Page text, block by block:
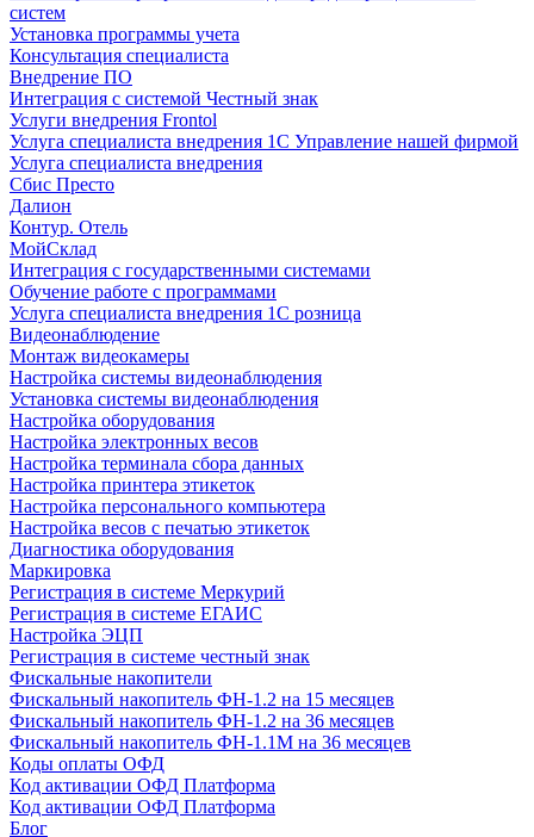
систем
Установка программы учета
Консультация специалиста
Внедрение ПО
Интеграция с системой Честный знак
Услуги внедрения Frontol
Услуга специалиста внедрения 1С Управление нашей фирмой
Услуга специалиста внедрения
Сбис Престо
Далион
Контур. Отель
МойСклад
Интеграция с государственными системами
Обучение работе с программами
Услуга специалиста внедрения 1С розница
Видеонаблюдение
Монтаж видеокамеры
Настройка системы видеонаблюдения
Установка системы видеонаблюдения
Настройка оборудования
Настройка электронных весов
Настройка терминала сбора данных
Настройка принтера этикеток
Настройка персонального компьютера
Настройка весов с печатью этикеток
Диагностика оборудования
Маркировка
Регистрация в системе Меркурий
Регистрация в системе ЕГАИС
Настройка ЭЦП
Регистрация в системе честный знак
Фискальные накопители
Фискальный накопитель ФН-1.2 на 15 месяцев
Фискальный накопитель ФН-1.2 на 36 месяцев
Фискальный накопитель ФН-1.1М на 36 месяцев
Коды оплаты ОФД
Код активации ОФД Платформа
Код активации ОФД Платформа
Блог